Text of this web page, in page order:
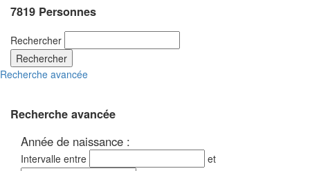
7819 Personnes
Rechercher
Rechercher
Recherche avancée
Recherche avancée
Année de naissance :
Intervalle entre et